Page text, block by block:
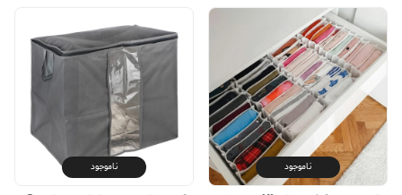
ناموجود ناموجود